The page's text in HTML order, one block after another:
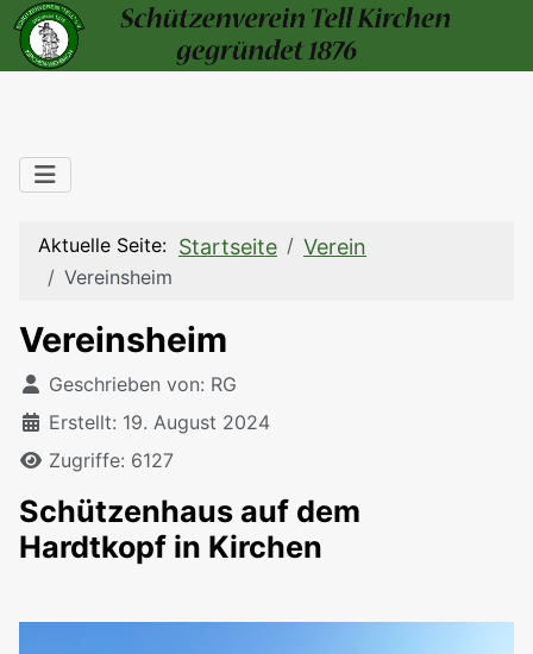
Aktuelle Seite: Startseite Verein
Vereinsheim
Vereinsheim
Details
Geschrieben von: RG
Erstellt: 19. August 2024
Zugriffe: 6127
Schützenhaus auf dem
Hardtkopf in Kirchen